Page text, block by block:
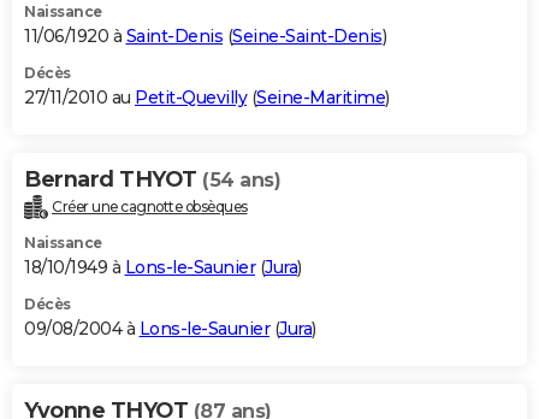
Naissance
11/06/1920 à Saint-Denis (Seine-Saint-Denis)
Décès
27/11/2010 au Petit-Quevilly(Seine-Maritime)
Bernard THYOT (54 ans)
Créer une cagnotte obsèques
Naissance
18/10/1949 à Lons-le-Saunier(Jura)
Décès
09/08/2004 à Lons-le-Saunier(Jura)
Yvonne THYOT (87 ans)